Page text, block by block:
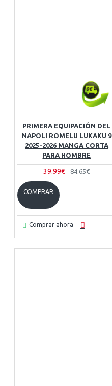
PRIMERA EQUIPACIÓN DEL
NAPOLI ROMELU LUKAKU 9
2025-2026 MANGA CORTA
PARA HOMBRE
39.99€ 84.65€
COMPRAR
Comprar ahora